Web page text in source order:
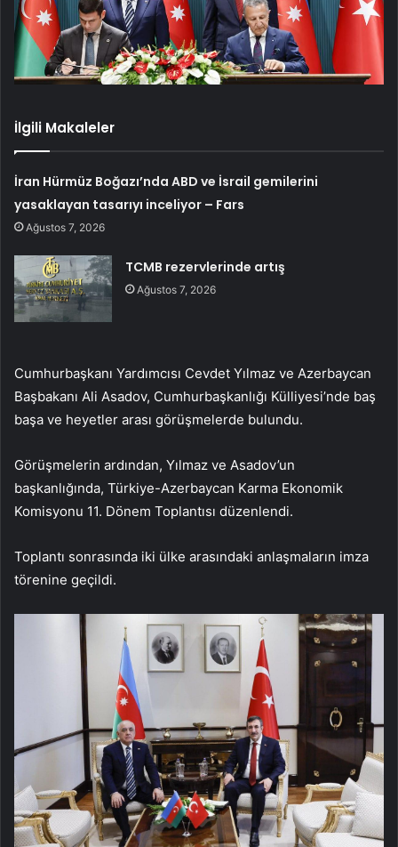
İlgili Makaleler
İran Hürmüz Boğazı’nda ABD ve İsrail gemilerini
yasaklayan tasarıyı inceliyor – Fars
Ağustos 7, 2026
TCMB rezervlerinde artış
Ağustos 7, 2026
Cumhurbaşkanı Yardımcısı Cevdet Yılmaz ve Azerbaycan
Başbakanı Ali Asadov, Cumhurbaşkanlığı Külliyesi’nde baş
başa ve heyetler arası görüşmelerde bulundu.
Görüşmelerin ardından, Yılmaz ve Asadov’un
başkanlığında, Türkiye-Azerbaycan Karma Ekonomik
Komisyonu 11. Dönem Toplantısı düzenlendi.
Toplantı sonrasında iki ülke arasındaki anlaşmaların imza
törenine geçildi.